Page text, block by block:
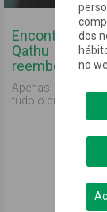
Encontra
Qathu aos
reembolso no
Apenas as
tudo o que temos
dos
no